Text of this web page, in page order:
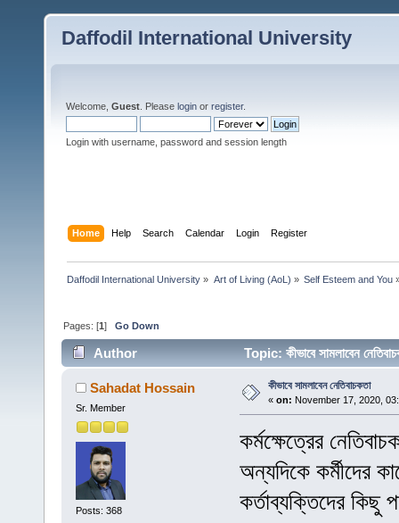
Daffodil International University
Welcome, Guest . Please login or register.
Login with username, password and session length
Home Help Search Calendar Login Register
Daffodil International University » Art of Living (AoL) » Self Esteem and You
Pages: [1]Go Down
Author Topic: কীভাবে সামলাবেন
Sahadat Hossain
Sr. Member
Posts: 368
কীভাবে সামলাবেন নেতিবাচকতা
« on: November 17, 2020,
কর্মক্ষেত্রের
অন্যদিকে কর্মীদের
কর্তাব্যক্তিদের কিছু